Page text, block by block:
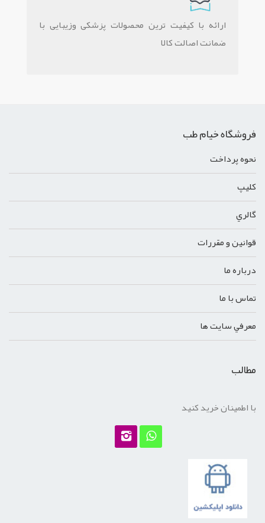
ارائه با کیفیت ترین محصولات پزشکی وزیبایی با
ضمانت اصالت کالا
فروشگاه خیام طب
نحوه پرداخت
کليپ
گالري
قوانين و مقررات
درباره ما
تماس با ما
معرفي سايت ها
مطالب
با اطمینان خرید کنید